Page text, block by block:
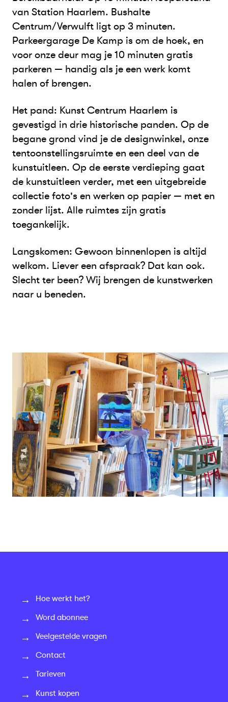
van Station Haarlem. Bushalte
Centrum/Verwulft ligt op 3 minuten.
Parkeergarage De Kamp is om de hoek, en
voor onze deur mag je 10 minuten gratis
parkeren — handig als je een werk komt
halen of brengen.
Het pand: Kunst Centrum Haarlem is
gevestigd in drie historische panden. Op de
begane grond vind je de designwinkel, onze
tentoonstellingsruimte en een deel van de
kunstuitleen. Op de eerste verdieping gaat
de kunstuitleen verder, met een uitgebreide
collectie foto's en werken op papier — met en
zonder lijst. Alle ruimtes zijn gratis
toegankelijk.
Langskomen: Gewoon binnenlopen is altijd
welkom. Liever een afspraak? Dat kan ook.
Slecht ter been? Wij brengen de kunstwerken
naar u beneden.
Hoe werkt het?
Word abonnee
Veelgestelde vragen
Contact
Tarieven
Kunst kopen